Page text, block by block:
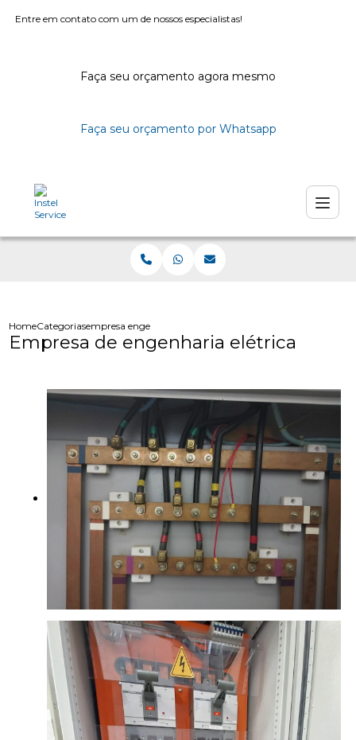
Entre em contato com um de nossos especialistas!
Faça seu orçamento agora mesmo
Faça seu orçamento por Whatsapp
HomeCategoriasempresa engenharia eletrica
Empresa de engenharia elétrica